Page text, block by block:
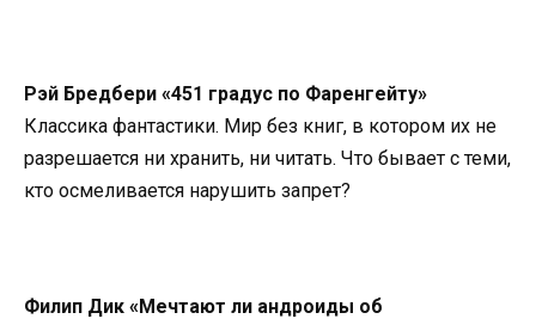
Рэй Бредбери «451 градус по Фаренгейту»
Классика фантастики. Мир без книг, в котором их не
разрешается ни хранить, ни читать. Что бывает с теми,
кто осмеливается нарушить запрет?
Филип Дик «Мечтают ли андроиды об